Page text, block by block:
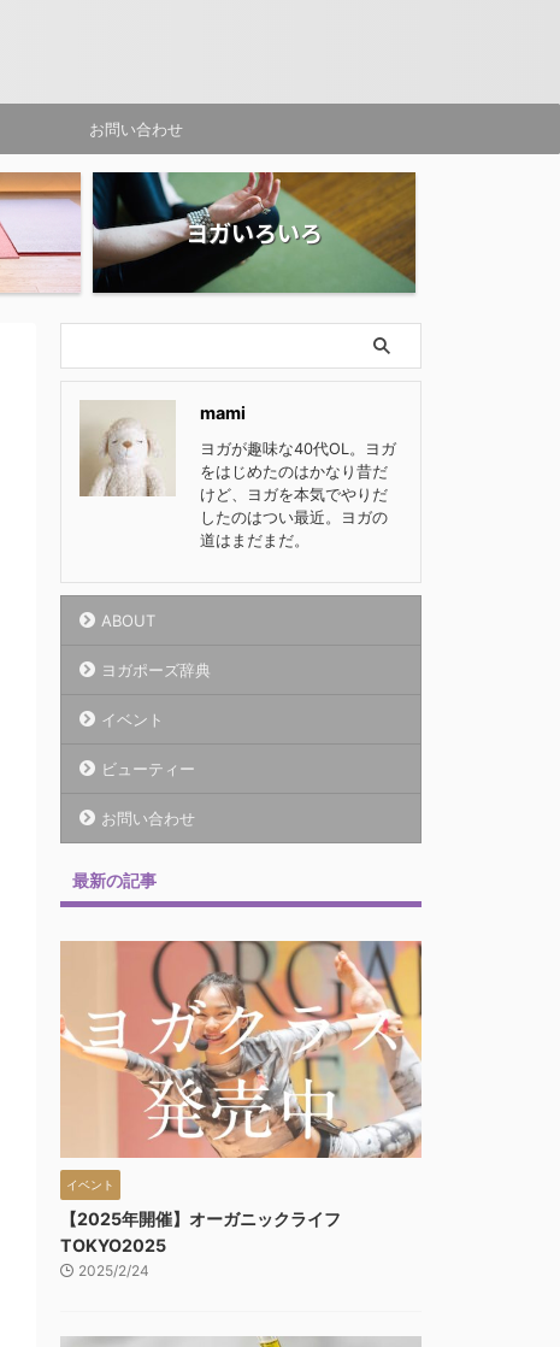
お問い合わせ
ヨガいろいろ
mami
ヨガが趣味な40代OL。ヨガ
をはじめたのはかなり昔だ
けど、ヨガを本気でやりだ
したのはつい最近。ヨガの
道はまだまだ。
ABOUT
ヨガポーズ辞典
イベント
ビューティー
お問い合わせ
最新の記事
イベント
【2025年開催】オーガニックライフ
TOKYO2025
2025/2/24